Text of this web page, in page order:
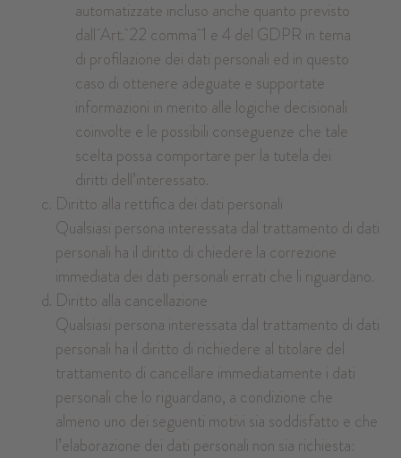
automatizzate incluso anche quanto previsto
dall´Art. 22 comma 1 e 4 del GDPR in tema
di profilazione dei dati personali ed in questo
caso di ottenere adeguate e supportate
informazioni in merito alle logiche decisionali
coinvolte e le possibili conseguenze che tale
scelta possa comportare per la tutela dei
diritti dell’interessato.
Diritto alla rettifica dei dati personali
Qualsiasi persona interessata dal trattamento di dati
personali ha il diritto di chiedere la correzione
immediata dei dati personali errati che li riguardano.
Diritto alla cancellazione
Qualsiasi persona interessata dal trattamento di dati
personali ha il diritto di richiedere al titolare del
trattamento di cancellare immediatamente i dati
personali che lo riguardano, a condizione che
almeno uno dei seguenti motivi sia soddisfatto e che
l’elaborazione dei dati personali non sia richiesta: